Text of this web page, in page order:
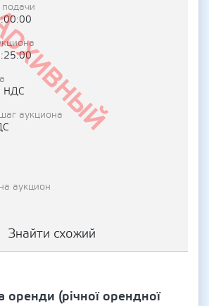
НДС
аукциона
аукцион
Знайти схожий
(річної орендної